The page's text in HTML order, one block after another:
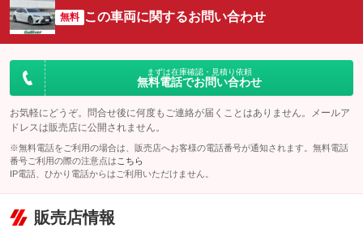
サイドカメラ
：装備あり ルーフレール
：装備なし
エアサスペンション ヘッドライトウォッシャー
無料 この車両に関するお問い合わせ
まずは在庫確認・見積り依頼
無料電話でお問い合わせ
お気軽にどうぞ。問合せ後に何度もご連絡が届くことはありません。メールア
ドレスは販売店に公開されません。
※無料電話をご利用の場合は、販売店へお客様の電話番号が通知されます。無料電話
番号ご利用の際の注意点は こちら
IP電話、ひかり電話からはご利用いただけません。
販売店情報